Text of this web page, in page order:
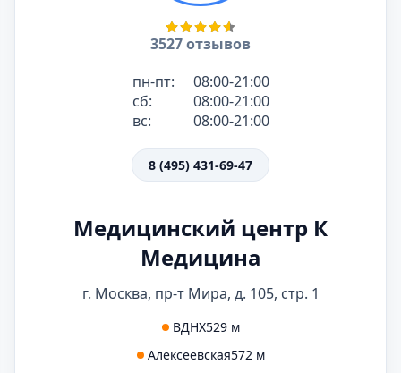
3527 отзывов
пн-пт:
08:00-21:00
сб:
08:00-21:00
вс:
08:00-21:00
8 (495) 431-69-47
Медицинский центр К
Медицина
г. Москва, пр-т Мира, д. 105, стр. 1
ВДНХ529 м
Алексеевская572 м